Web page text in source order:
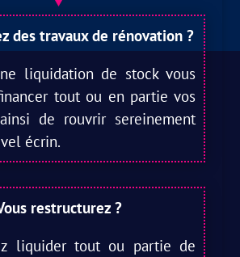
des travaux de rénovation ?
liquidation de stock vous
tout ou en partie vos
de rouvrir sereinement
écrin.
restructurez ?
liquider tout ou partie de